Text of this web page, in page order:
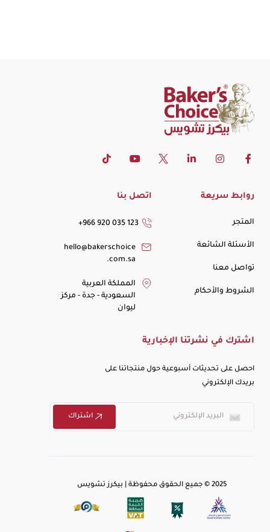
روابط سريعة
المتجر
الأسئلة الشائعة
تواصل معنا
الشروط والأحكام
اتصل بنا
+966 920 035 123
hello@bakerschoice
.com.sa
المملكة العربية
السعودية - جدة - مركز
ليوان
اشترك في نشرتنا الإخبارية
احصل على تحديثات أسبوعية حول منتجاتنا على
بريدك الإلكتروني
اشتراك
2025 © جميع الحقوق محفوظة | بيكرز تشويس